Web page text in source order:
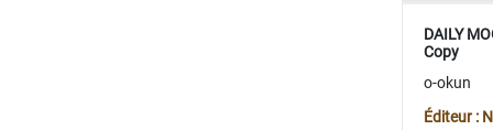
DAILY
Copy
o-okun
Éditeur :